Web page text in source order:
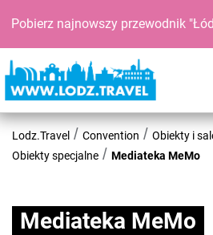
Pobierz najnowszy przewodnik
Lodz.Travel Convention
Obiekty i
Obiekty specjalne
Mediateka MeMo
Mediateka MeMo